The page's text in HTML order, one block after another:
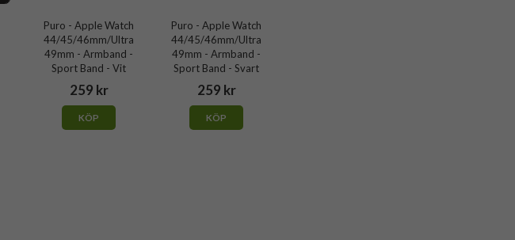
Puro - Apple Watch
44/45/46mm/Ultra
49mm - Armband -
Sport Band - Vit
259 kr
KÖP
Puro - Apple Watch
44/45/46mm/Ultra
49mm - Armband -
Sport Band - Svart
259 kr
KÖP